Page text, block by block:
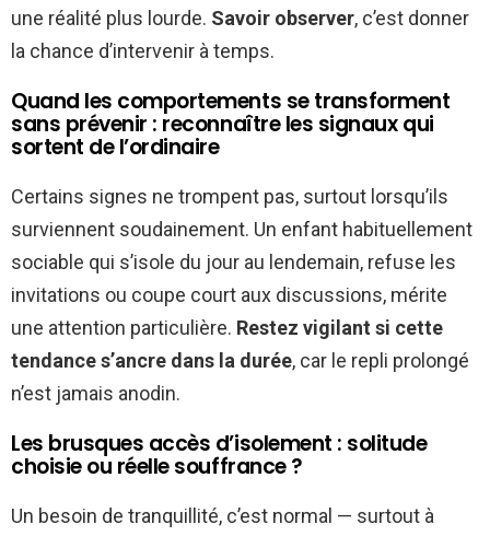
une réalité plus lourde. Savoir observer, c’est donner
la chance d’intervenir à temps.
Quand les comportements se transforment
sans prévenir : reconnaître les signaux qui
sortent de l’ordinaire
Certains signes ne trompent pas, surtout lorsqu’ils
surviennent soudainement. Un enfant habituellement
sociable qui s’isole du jour au lendemain, refuse les
invitations ou coupe court aux discussions, mérite
une attention particulière. Restez vigilant si cette
tendance s’ancre dans la durée, car le repli prolongé
n’est jamais anodin.
Les brusques accès d’isolement : solitude
choisie ou réelle souffrance ?
Un besoin de tranquillité, c’est normal — surtout à